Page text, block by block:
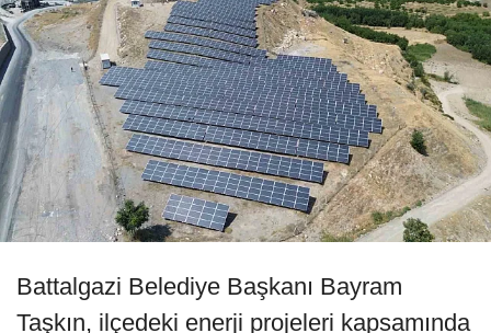
Battalgazi Belediye Başkanı Bayram
Taşkın, ilçedeki enerji projeleri kapsamında